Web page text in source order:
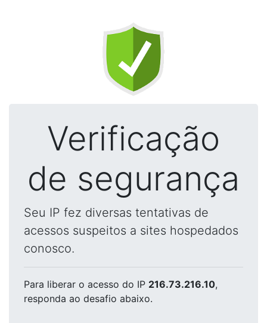
Verificação
de segurança
Seu IP fez diversas tentativas de
acessos suspeitos a sites hospedados
conosco.
Para liberar o acesso do IP 216.73.216.10,
responda ao desafio abaixo.